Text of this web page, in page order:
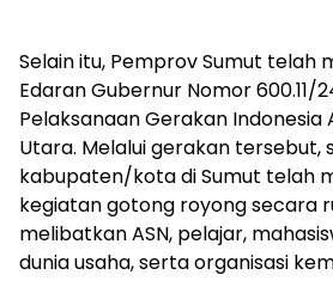
Selain itu, Pemprov Sumut telah
Edaran Gubernur Nomor
Pelaksanaan Gerakan Indonesia
Utara. Melalui gerakan tersebut,
kabupaten/kota di Sumut telah
kegiatan gotong royong secara
melibatkan ASN, pelajar,
dunia usaha, serta organisasi